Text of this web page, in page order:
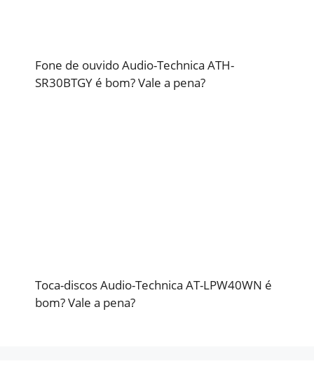
Fone de ouvido Audio-Technica ATH-
SR30BTGY é bom? Vale a pena?
Toca-discos Audio-Technica AT-LPW40WN é
bom? Vale a pena?